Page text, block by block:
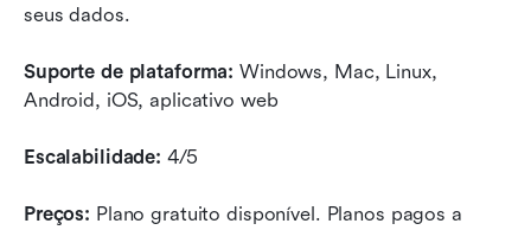
seus dados.
Suporte de plataforma: Windows, Mac, Linux,
Android, iOS, aplicativo web
Escalabilidade: 4/5
Preços: Plano gratuito disponível. Planos pagos a